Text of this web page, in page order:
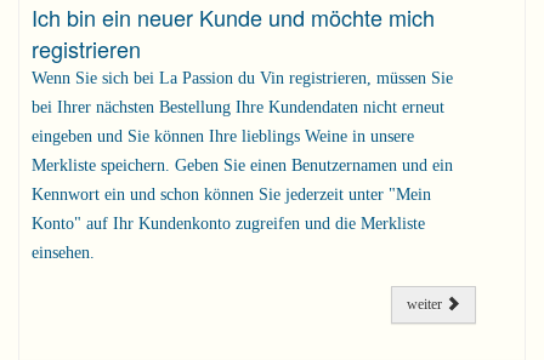
Ich bin ein neuer Kunde und möchte mich
registrieren
Wenn Sie sich bei La Passion du Vin registrieren, müssen Sie
bei Ihrer nächsten Bestellung Ihre Kundendaten nicht erneut
eingeben und Sie können Ihre lieblings Weine in unsere
Merkliste speichern. Geben Sie einen Benutzernamen und ein
Kennwort ein und schon können Sie jederzeit unter "Mein
Konto" auf Ihr Kundenkonto zugreifen und die Merkliste
einsehen.
weiter